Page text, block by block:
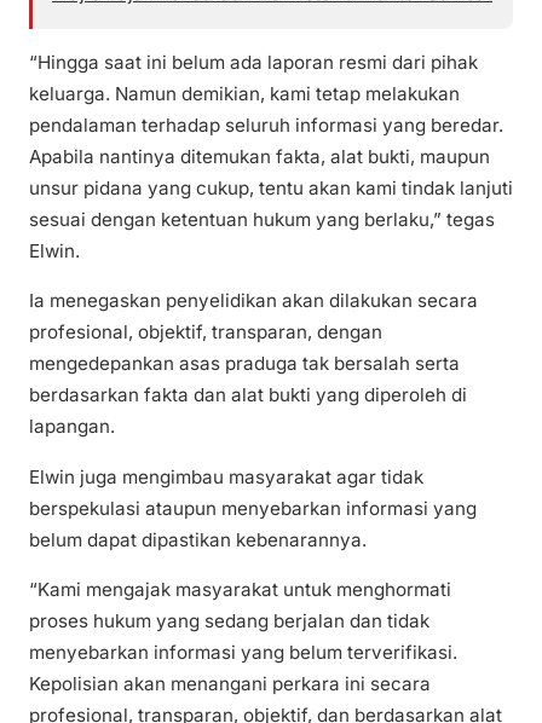
“Hingga saat ini belum ada laporan resmi dari pihak
keluarga. Namun demikian, kami tetap melakukan
pendalaman terhadap seluruh informasi yang beredar.
Apabila nantinya ditemukan fakta, alat bukti, maupun
unsur pidana yang cukup, tentu akan kami tindak lanjuti
sesuai dengan ketentuan hukum yang berlaku,” tegas
Elwin.
Ia menegaskan penyelidikan akan dilakukan secara
profesional, objektif, transparan, dengan
mengedepankan asas praduga tak bersalah serta
berdasarkan fakta dan alat bukti yang diperoleh di
lapangan.
Elwin juga mengimbau masyarakat agar tidak
berspekulasi ataupun menyebarkan informasi yang
belum dapat dipastikan kebenarannya.
“Kami mengajak masyarakat untuk menghormati
proses hukum yang sedang berjalan dan tidak
menyebarkan informasi yang belum terverifikasi.
Kepolisian akan menangani perkara ini secara
profesional, transparan, objektif, dan berdasarkan alat